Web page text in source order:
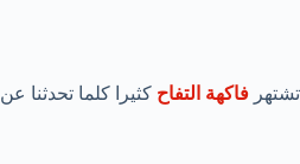
تشتهر فاكهة التفاح كثيرا كلما تحدثنا عن